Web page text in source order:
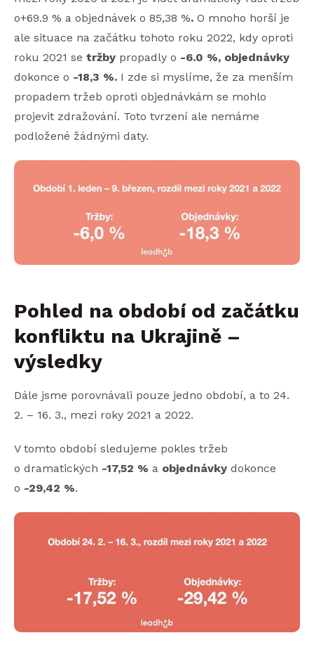
o+69.9 % a objednávek o 85,38 %. O mnoho horší je
ale situace na začátku tohoto roku 2022, kdy oproti
roku 2021 se tržby propadly o -6.0 %, objednávky
dokonce o -18,3 %. I zde si myslíme, že za menším
propadem tržeb oproti objednávkám se mohlo
projevit zdražování. Toto tvrzení ale nemáme
podložené žádnými daty.
Pohled na období od začátku
konfliktu na Ukrajině –
výsledky
Dále jsme porovnávali pouze jedno období, a to 24.
2. – 16. 3., mezi roky 2021 a 2022.
V tomto období sledujeme pokles tržeb
o dramatických -17,52 % a objednávky dokonce
o -29,42 %.